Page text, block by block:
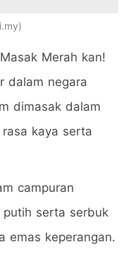
Merah kan!
dalam negara
dimasak dalam
kaya serta
campuran
serta serbuk
emas keperangan.